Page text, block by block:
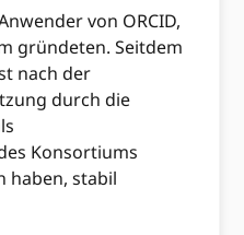
von ORCID,
gründeten. Seitdem
nach der
durch die
Konsortiums
haben, stabil